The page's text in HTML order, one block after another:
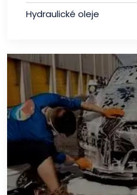
Hydraulické oleje